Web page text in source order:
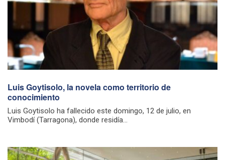
Luis Goytisolo, la novela como territorio de
conocimiento
Luis Goytisolo ha fallecido este domingo, 12 de julio, en
Vimbodí (Tarragona), donde residía...